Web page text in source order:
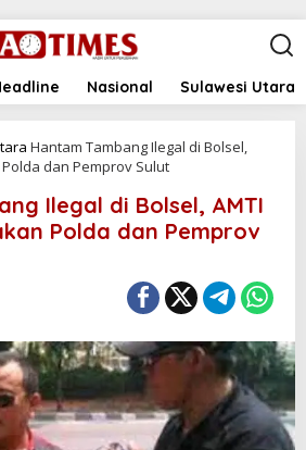
Nasional Sulawesi Utara
Hantam Tambang Ilegal di Bolsel,
dan Pemprov Sulut
Ilegal di Bolsel, AMTI
Polda dan Pemprov